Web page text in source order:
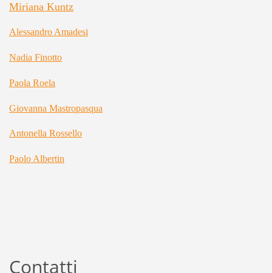
Miriana Kuntz
Alessandro Amadesi
Nadia Finotto
Paola Roela
Giovanna Mastropasqua
Antonella Rossello
Paolo Albertin
Contatti